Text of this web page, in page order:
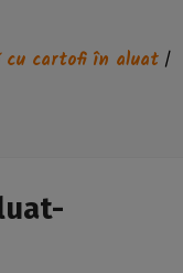
cu cartofi în aluat /